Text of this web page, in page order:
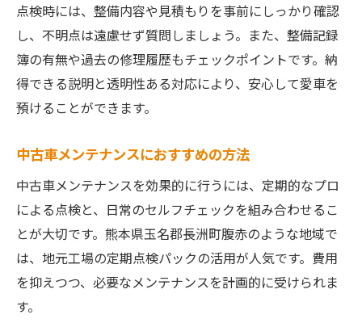
中古車ユーザーの満足度が高い理由
中古車メンテ相談で得る安心な毎日
中古車の疑問はメンテ相談で解決へ
中古車相談で毎日の安心感が続く
中古車メンテ悩みを解消するポイント
中古車に関する相談窓口の活用法
点検時には、整備内容や見積もりを事前にしっかり確認
し、不明点は遠慮せず質問しましょう。また、整備記録
簿の有無や過去の修理履歴もチェックポイントです。納
得できる説明と透明性ある対応により、安心して愛車を
預けることができます。
中古車メンテナンスにおすすめの方法
中古車メンテナンスを効果的に行うには、定期的なプロ
による点検と、日常のセルフチェックを組み合わせるこ
とが大切です。熊本県玉名郡長洲町腹赤のような地域で
は、地元工場の定期点検パックの活用が人気です。費用
を抑えつつ、必要なメンテナンスを計画的に受けられま
す。